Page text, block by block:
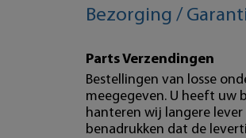
Bezorging /
Parts Verzendingen
Bestellingen van losse
meegegeven. U heeft uw
hanteren wij langere
benadrukken dat de